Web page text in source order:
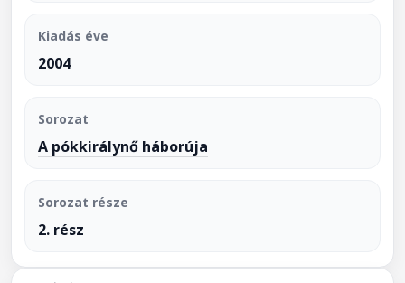
Kiadás éve
2004
Sorozat
A pókkirálynő háborúja
Sorozat része
2. rész